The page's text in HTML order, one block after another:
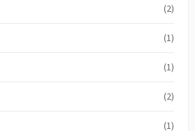
(2)
(1)
(1)
(2)
(1)